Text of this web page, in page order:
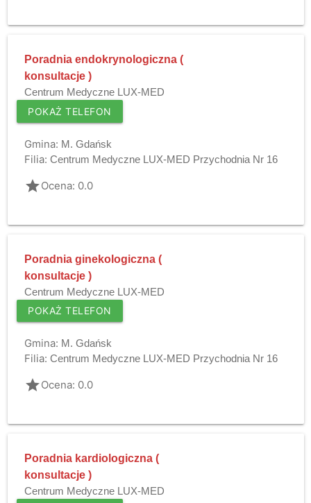
Poradnia endokrynologiczna (
konsultacje )
Centrum Medyczne LUX-MED
POKAŻ TELEFON
Gmina: M. Gdańsk
Filia: Centrum Medyczne LUX-MED Przychodnia Nr 16
gradeOcena: 0.0
Poradnia ginekologiczna (
konsultacje )
Centrum Medyczne LUX-MED
POKAŻ TELEFON
Gmina: M. Gdańsk
Filia: Centrum Medyczne LUX-MED Przychodnia Nr 16
gradeOcena: 0.0
Poradnia kardiologiczna (
konsultacje )
Centrum Medyczne LUX-MED